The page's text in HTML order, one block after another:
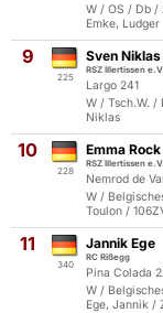
W / OS / Db /
Emke, Ludger
9
225
Sven
RSZ Illertissen e.V.
Largo 241
W / Tsch.W. /
Niklas
10
228
Emma Rock
RSZ Illertissen e.V.
Nemrod de
W /
Toulon /
11
340
Jannik Ege
RC Rißegg
Pina Colada
W /
Ege, Jannik /